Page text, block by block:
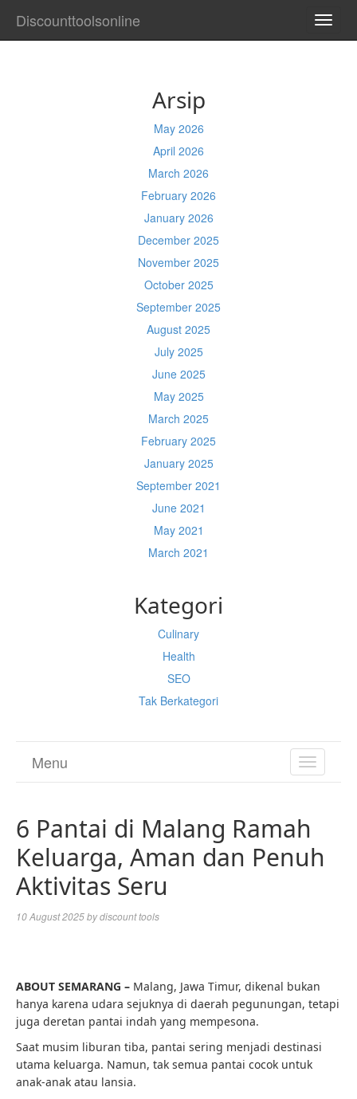
Discounttoolsonline
Arsip
May 2026
April 2026
March 2026
February 2026
January 2026
December 2025
November 2025
October 2025
September 2025
August 2025
July 2025
June 2025
May 2025
March 2025
February 2025
January 2025
September 2021
June 2021
May 2021
March 2021
Kategori
Culinary
Health
SEO
Tak Berkategori
TOGGLE
Menu
6 Pantai di Malang Ramah
Keluarga, Aman dan Penuh
Aktivitas Seru
10 August 2025bydiscount tools
ABOUT SEMARANG – Malang, Jawa Timur, dikenal bukan
hanya karena udara sejuknya di daerah pegunungan, tetapi
juga deretan pantai indah yang mempesona.
Saat musim liburan tiba, pantai sering menjadi destinasi
utama keluarga. Namun, tak semua pantai cocok untuk
anak-anak atau lansia.